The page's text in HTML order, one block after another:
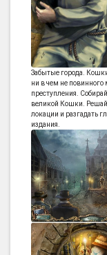
КВЕСТ
КАК СКАЧАТЬ
НОВОСТИ
Забытые города.
ни в чем не
преступления.
великой Кошки.
локации и разгадать
издания.